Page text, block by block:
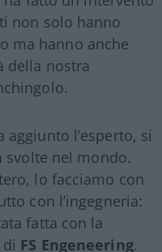
non solo hanno
ma hanno anche
della nostra
aggiunto l’esperto, si
svolte nel mondo.
lo facciamo con
con l’ingegneria:
fatta con la
FS Engeneering.